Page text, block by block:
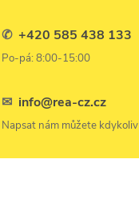
✆ +420 585 438 133
Po-pá: 8:00-15:00
✉ info@rea-cz.cz
Napsat nám můžete kdykoliv